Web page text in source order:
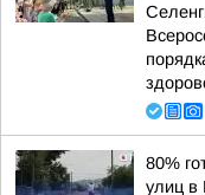
80%
улиц в